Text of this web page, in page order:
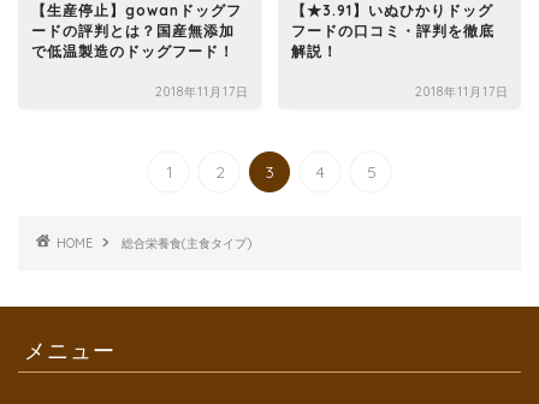
【生産停止】gowanドッグフ
ードの評判とは？国産無添加
で低温製造のドッグフード！
2018年11月17日
【★3.91】いぬひかりドッグ
フードの口コミ・評判を徹底
解説！
2018年11月17日
1 2 3 4 5
HOME 総合栄養食(主食タイプ)
メニュー